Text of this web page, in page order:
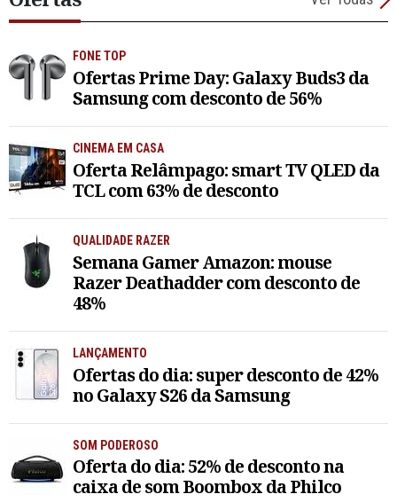
FONE TOP
Ofertas Prime Day: Galaxy Buds3 da
Samsung com desconto de 56%
CINEMA EM CASA
Oferta Relâmpago: smart TV QLED da
TCL com 63% de desconto
QUALIDADE RAZER
Semana Gamer Amazon: mouse
Razer Deathadder com desconto de
48%
LANÇAMENTO
Ofertas do dia: super desconto de 42%
no Galaxy S26 da Samsung
SOM PODEROSO
Oferta do dia: 52% de desconto na
caixa de som Boombox da Philco